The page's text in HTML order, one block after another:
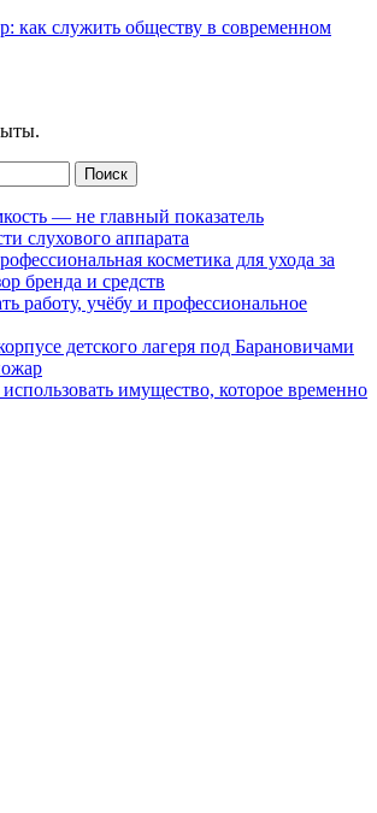
как служить обществу в современном
— не главный показатель
слухового аппарата
косметика для ухода за
бренда и средств
работу, учёбу и профессиональное
детского лагеря под Барановичами
имущество, которое временно